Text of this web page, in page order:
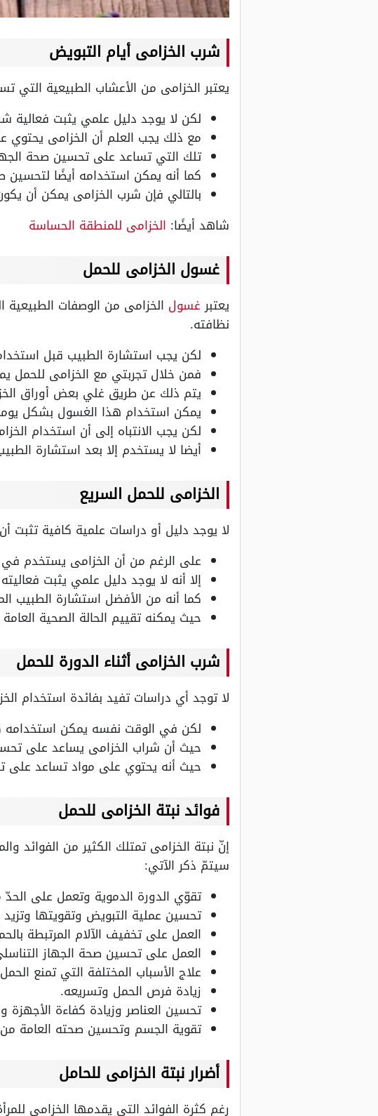
شرب الخزامى أيام التبويض
يعتبر الخزامى من الأعشاب الطبيعية التي
لكن لا يوجد دليل علمي يثبت فعالية
مع ذلك يجب العلم أن الخزامى يحتوي
تلك التي تساعد على تحسين صحة
كما أنه يمكن استخدامه أيضًا لتحسين
بالتالي فإن شرب الخزامى يمكن أن
شاهد أيضًا: الخزامى للمنطقة الحساسة
غسول الخزامى للحمل
يعتبرغسول الخزامى من الوصفات
نظافته.
لكن يجب استشارة الطبيب قبل
فمن خلال تجربتي مع الخزامى للحمل
يتم ذلك عن طريق غلي بعض أوراق الخزامى في الماء لمدة 10-15
يمكن استخدام هذا الغسول بشكل
لكن يجب الانتباه إلى أن استخدام
أيضا لا يستخدم إلا بعد استشارة
الخزامى للحمل السريع
لا يوجد دليل أو دراسات علمية كافية تثبت
على الرغم من أن الخزامى يستخدم في
إلا أنه لا يوجد دليل علمي يثبت
كما أنه من الأفضل استشارة الطبيب
حيث يمكنه تقييم الحالة الصحية
شرب الخزامى أثناء الدورة للحمل
لا توجد أي دراسات تفيد بفائدة استخدام
لكن في الوقت نفسه يمكن
حيث أن شراب الخزامى يساعد على
حيث أنه يحتوي على مواد تساعد على
فوائد نبتة الخزامى للحمل
إنّ نبتة الخزامى تمتلك الكثير من الفوائد
سيتمّ ذكر الآتي:
تقوّي الدورة الدموية وتعمل على
تحسين عملية التبويض وتقويتها
العمل على تخفيف الآلام المرتبطة
العمل على تحسين صحة الجهاز
علاج الأسباب المختلفة التي تمنع
زيادة فرص الحمل وتسريعه.
تحسين العناصر وزيادة كفاءة
تقوية الجسم وتحسين صحته العامة
أضرار نبتة الخزامى للحامل
رغم كثرة الفوائد التي يقدمها الخزامى